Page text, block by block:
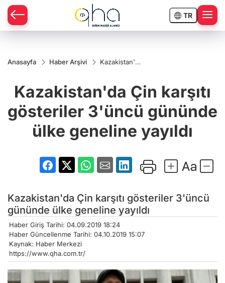
TR
Anasayfa Haber Arşivi
Kazakistan'da
3'üncü
gününde
ülke geneline
yayıldı
Kazakistan'da Çin karşıtı
gösteriler 3'üncü gününde
ülke geneline yayıldı
Kazakistan'da Çin karşıtı gösteriler 3'üncü
gününde ülke geneline yayıldı
Haber Giriş Tarihi: 04.09.2019 18:24
Haber Güncellenme Tarihi: 04.10.2019 15:07
Kaynak: Haber Merkezi
https://www.qha.com.tr/